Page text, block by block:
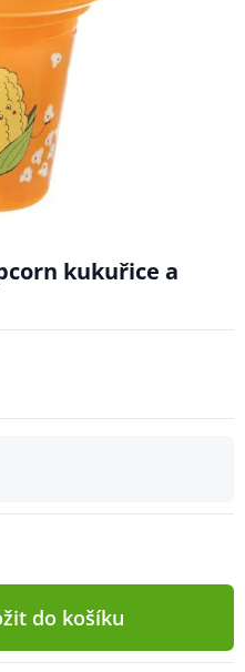
kukuřice a
do košíku